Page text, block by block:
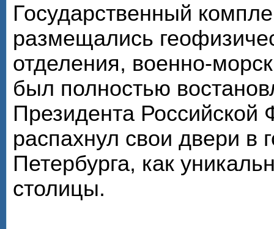
Государственный
размещались
отделения, военно-
был полностью
Президента
распахнул свои двери в
Петербурга, как
столицы.